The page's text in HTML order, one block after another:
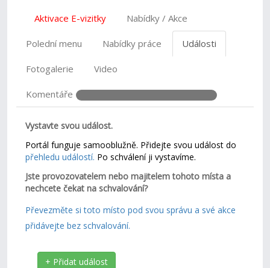
Aktivace E-vizitky Nabídky / Akce
Polední menu Nabídky práce Události
Fotogalerie Video
Komentáře
Vystavte svou událost.
Portál funguje samooblužně. Přidejte svou událost do
přehledu událostí. Po schválení ji vystavíme.
Jste provozovatelem nebo majitelem tohoto místa a
nechcete čekat na schvalování?
Převezměte si toto místo pod svou správu a své akce
přidávejte bez schvalování.
+ Přidat událost